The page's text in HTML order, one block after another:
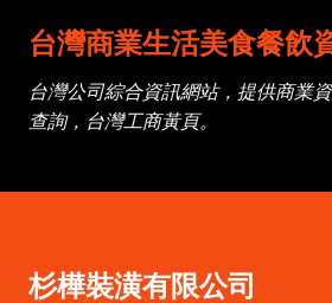
跳到主要內容
台灣商業生活美食餐飲
台灣公司綜合資訊網站，提供商業
查詢，台灣工商黃頁。
杉樺裝潢有限公司